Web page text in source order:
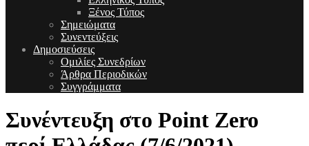
Ξένος Τύπος
Σημειώματα
Συνεντεύξεις
Δημοσιεύσεις
Ομιλίες Συνεδρίων
Άρθρα Περιοδικών
Συγγράμματα
Συνέντευξη στο Point Zero